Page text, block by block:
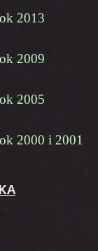
2013
2009
2005
2000 i 2001